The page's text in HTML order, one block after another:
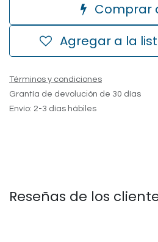
Comprar
Agregar a la
Términos y condiciones
Grantía de devolución de 30 días
Envío: 2-3 días hábiles
Reseñas de los